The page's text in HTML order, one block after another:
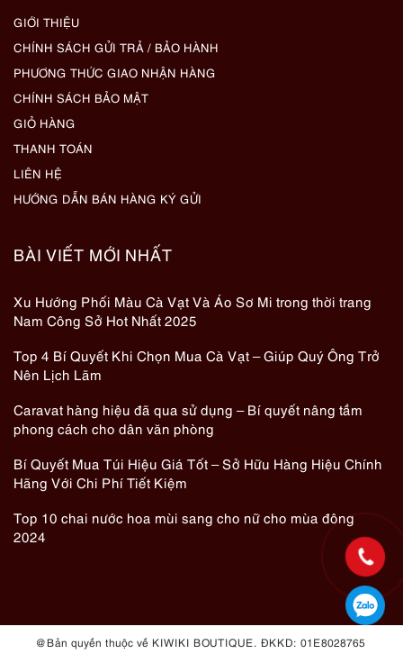
GIỚI THIỆU
CHÍNH SÁCH GỬI TRẢ / BẢO HÀNH
PHƯƠNG THỨC GIAO NHẬN HÀNG
CHÍNH SÁCH BẢO MẬT
GIỎ HÀNG
THANH TOÁN
LIÊN HỆ
HƯỚNG DẪN BÁN HÀNG KÝ GỬI
BÀI VIẾT MỚI NHẤT
Xu Hướng Phối Màu Cà Vạt Và Áo Sơ Mi trong thời trang
Nam Công Sở Hot Nhất 2025
Top 4 Bí Quyết Khi Chọn Mua Cà Vạt – Giúp Quý Ông Trở
Nên Lịch Lãm
Caravat hàng hiệu đã qua sử dụng – Bí quyết nâng tầm
phong cách cho dân văn phòng
Bí Quyết Mua Túi Hiệu Giá Tốt – Sở Hữu Hàng Hiệu Chính
Hãng Với Chi Phí Tiết Kiệm
Top 10 chai nước hoa mùi sang cho nữ cho mùa đông
2024
@ Bản quyền thuộc về KIWIKI BOUTIQUE. ĐKKD: 01E8028765